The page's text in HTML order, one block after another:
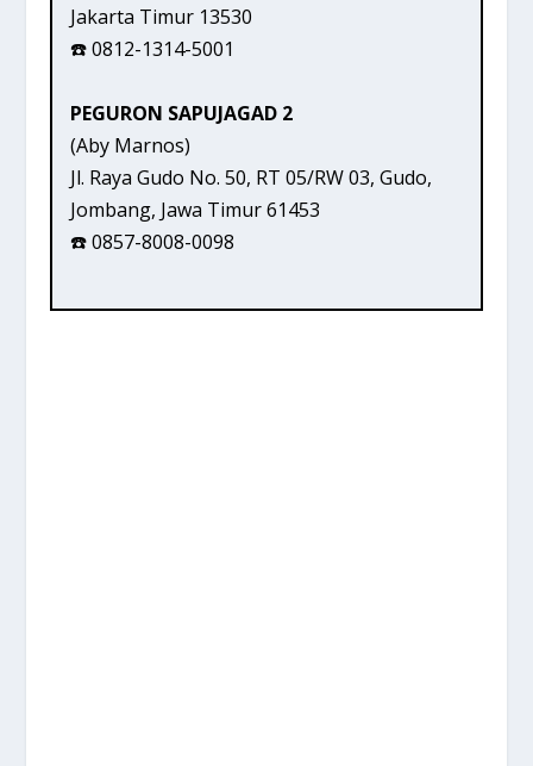
Jakarta Timur 13530
☎️ 0812-1314-5001
PEGURON SAPUJAGAD 2
(Aby Marnos)
Jl. Raya Gudo No. 50, RT 05/RW 03, Gudo,
Jombang, Jawa Timur 61453
☎️ 0857-8008-0098